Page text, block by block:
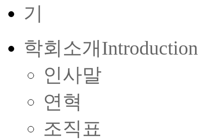
학회소개Introduction
인사말
연혁
조직표